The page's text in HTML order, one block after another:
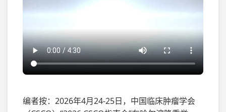
编者按：2026年4月24-25日，中国临床肿瘤学会